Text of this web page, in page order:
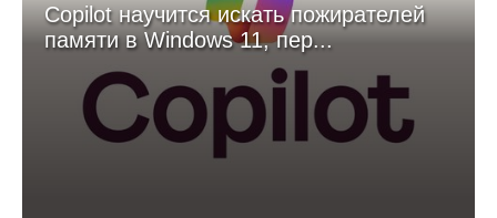
Copilot научится искать пожирателей
памяти в Windows 11, пер...